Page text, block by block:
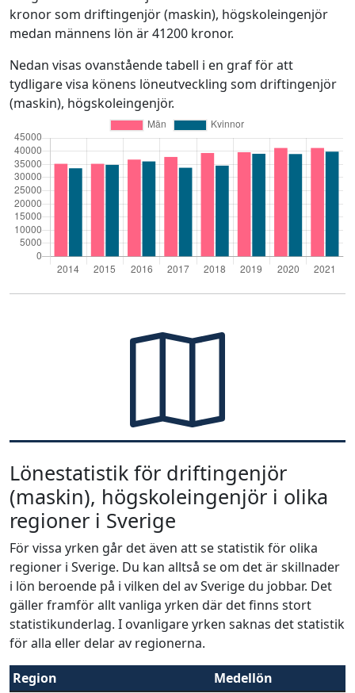
kronor som driftingenjör (maskin), högskoleingenjör
medan männens lön är 41200 kronor.
Nedan visas ovanstående tabell i en graf för att
tydligare visa könens löneutveckling som driftingenjör
(maskin), högskoleingenjör.
Lönestatistik för driftingenjör
(maskin), högskoleingenjör i olika
regioner i Sverige
För vissa yrken går det även att se statistik för olika
regioner i Sverige. Du kan alltså se om det är skillnader
i lön beroende på i vilken del av Sverige du jobbar. Det
gäller framför allt vanliga yrken där det finns stort
statistikunderlag. I ovanligare yrken saknas det statistik
för alla eller delar av regionerna.
Region
Medellön